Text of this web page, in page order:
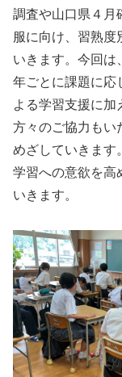
調査や山口県４月
服に向け、習熟度
いきます。今回は
年ごとに課題に応
よる学習支援に加
方々のご協力もい
めざしていきます
学習への意欲を高
いきます。